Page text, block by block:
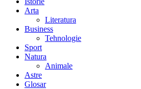
Arta
Literatura
Business
Tehnologie
Sport
Natura
Animale
Astre
Glosar